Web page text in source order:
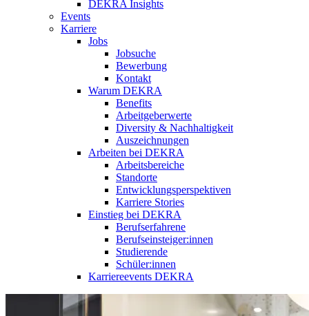
DEKRA Insights
Events
Karriere
Jobs
Jobsuche
Bewerbung
Kontakt
Warum DEKRA
Benefits
Arbeitgeberwerte
Diversity & Nachhaltigkeit
Auszeichnungen
Arbeiten bei DEKRA
Arbeitsbereiche
Standorte
Entwicklungsperspektiven
Karriere Stories
Einstieg bei DEKRA
Berufserfahrene
Berufseinsteiger:innen
Studierende
Schüler:innen
Karriereevents DEKRA